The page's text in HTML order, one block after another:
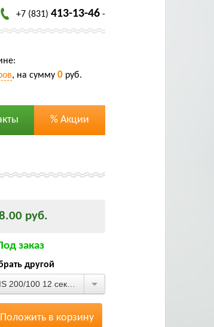
+7 (831) 413-13-46 -
, на сумму 0 руб.
% Акции
руб.
заказ
другой
Положить в корзину